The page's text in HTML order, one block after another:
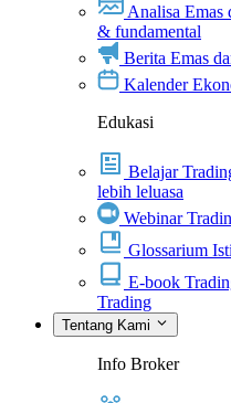
Analisa Emas
& fundamental
Berita Emas
Kalender
Edukasi
Belajar
lebih leluasa
Webinar
Glossarium
E-book
Trading
Tentang Kami
Info Broker